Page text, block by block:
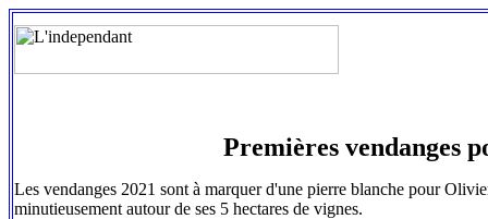
Premières vendanges
Les vendanges 2021 sont à marquer d'une pierre blanche pour
minutieusement autour de ses 5 hectares de vignes.